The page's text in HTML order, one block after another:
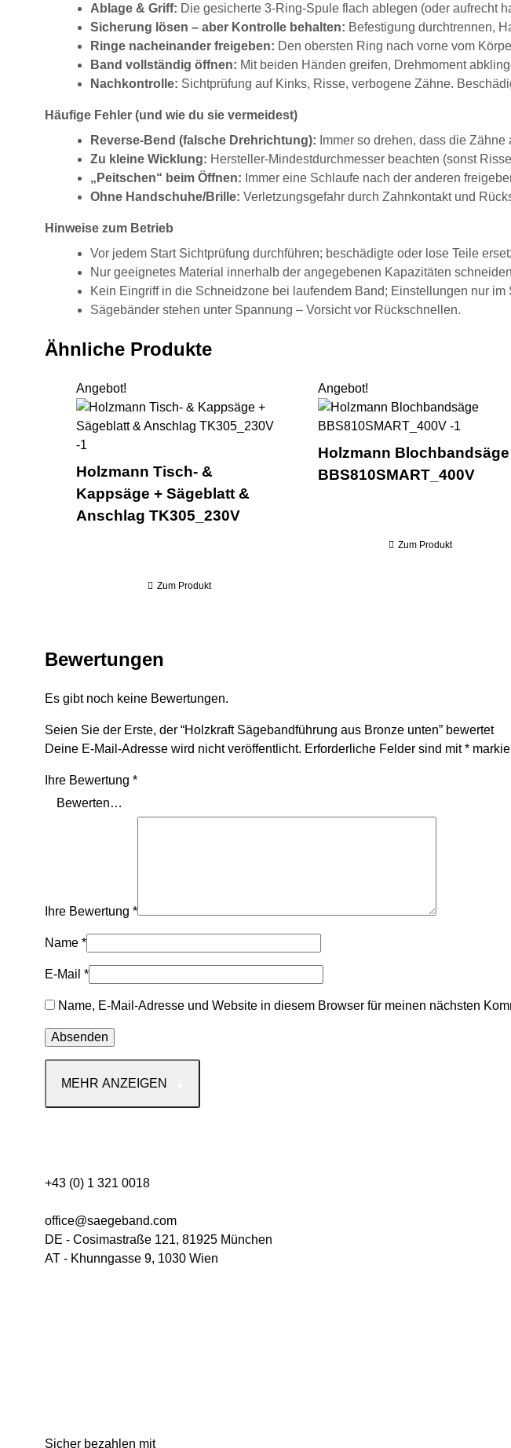
Ablage & Griff: Die gesicherte 3-Ring-Spule flach ablegen (oder aufrecht
Sicherung lösen – aber Kontrolle behalten: Befestigung durchtrennen,
Ringe nacheinander freigeben: Den obersten Ring nach vorne vom
Band vollständig öffnen: Mit beiden Händen greifen, Drehmoment
Nachkontrolle: Sichtprüfung auf Kinks, Risse, verbogene Zähne.
Häufige Fehler (und wie du sie vermeidest)
Reverse-Bend (falsche Drehrichtung): Immer so drehen, dass die
Zu kleine Wicklung: Hersteller-Mindestdurchmesser beachten (sonst
„Peitschen“ beim Öffnen: Immer eine Schlaufe nach der anderen
Ohne Handschuhe/Brille: Verletzungsgefahr durch Zahnkontakt und
Hinweise zum Betrieb
Vor jedem Start Sichtprüfung durchführen; beschädigte oder lose Teile
Nur geeignetes Material innerhalb der angegebenen Kapazitäten
Kein Eingriff in die Schneidzone bei laufendem Band; Einstellungen nur im
Sägebänder stehen unter Spannung – Vorsicht vor Rückschnellen.
Ähnliche Produkte
Angebot!
Holzmann Tisch- & Kappsäge +
Holzmann Tisch- &
Kappsäge + Sägeblatt &
Anschlag TK305_230V
Zum Produkt
Angebot!
Holzmann Blochbandsäge
BBS810SMART_400V
Zum Produkt
Bewertungen
Es gibt noch keine Bewertungen.
Seien Sie der Erste, der “Holzkraft Sägebandführung aus Bronze unten” bewertet
Deine E-Mail-Adresse wird nicht veröffentlicht. Erforderliche Felder sind mit*
Ihre Bewertung *
Ihre Bewertung *
Name *
E-Mail *
Name, E-Mail-Adresse und Website in diesem Browser für meinen nächsten
MEHR ANZEIGEN
+43 (0) 1 321 0018
office@saegeband.com
DE - Cosimastraße 121, 81925 München
AT - Khunngasse 9, 1030 Wien
Sicher bezahlen mit